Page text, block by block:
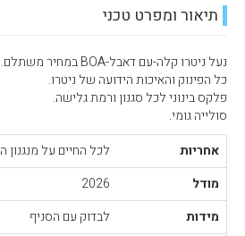
תיאור ומפרט טכני
נעל ניטרו קלה-עם דאבל-BOA במחיר משתלם.
כל הפינוק והאיכות הידועה של ניטרו.
פלקס בינוני לכל סגנון ורמת גלישה.
סולייה גומי.
אחריות
לכל החיים על מנגנון הBOA-שנה על הנעל
מודל
2026
מידות
לבדוק עם הסניף